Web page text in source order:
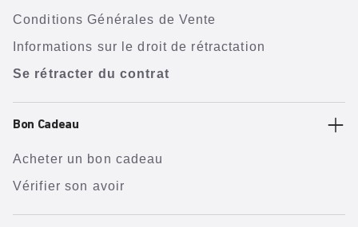
Conditions Générales de Vente
Informations sur le droit de rétractation
Se rétracter du contrat
Bon Cadeau
Acheter un bon cadeau
Vérifier son avoir